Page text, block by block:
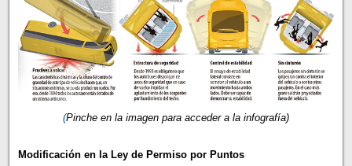
(Pinche en la imagen para acceder a la infografía)
Modificación en la Ley de Permiso por Puntos